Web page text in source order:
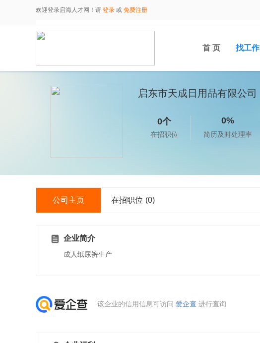
欢迎登录启海人才网！请 登录 或 免费注册
首 页 找工作
启东市天成日用品有限公司
0个
在招职位
0%
简历及时处理率
公司主页 在招职位 (0)
企业简介
成人纸尿裤生产
该企业的信用信息可访问 爱企查 进行查询